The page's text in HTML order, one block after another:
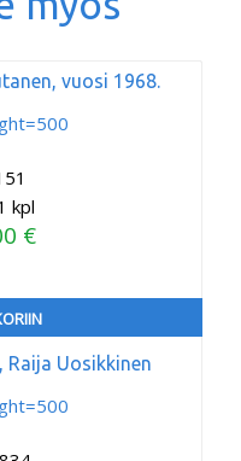
vuosi 1968.
kpl
€
Uosikkinen